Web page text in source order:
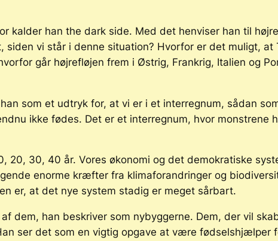
kalder han the dark side. Med det henviser han til
vi står i denne situation? Hvorfor er det muligt, at
går højrefløjen frem i Østrig, Frankrig, Italien og
som et udtryk for, at vi er i et interregnum, sådan
ikke fødes. Det er et interregnum, hvor monstrene
20, 30, 40 år. Vores økonomi og det demokratiske
enorme kræfter fra klimaforandringer og
er, at det nye system stadig er meget sårbart.
dem, han beskriver som nybyggerne. Dem, der vil
ser det som en vigtig opgave at være fødselshjælper